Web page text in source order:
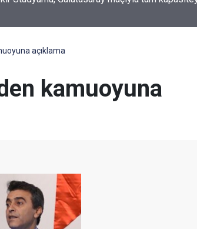
eğitim protokolü kapsamında yürütme
açıklama
kamuoyuna